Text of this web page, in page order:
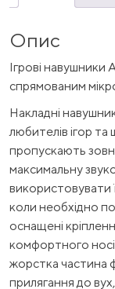
Опис
Ігрові навушники
спрямованим
Накладні
любителів ігор
пропускають
максимальну
використовувати
коли необхідно
оснащені
комфортного
жорстка частина
прилягання до